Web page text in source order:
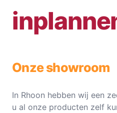
Onze showroom
In Rhoon hebben wij een
u al onze producten zelf